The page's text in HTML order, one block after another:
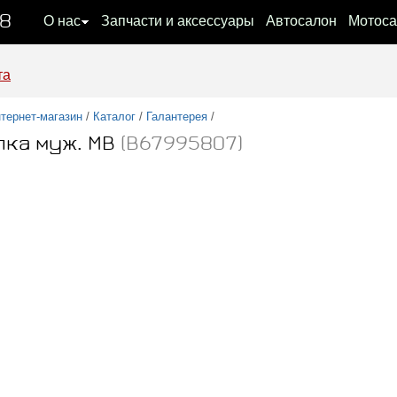
О нас Запчасти и аксессуары Автосалон
магазин / Каталог / Галантерея /
муж. MB (B67995807)